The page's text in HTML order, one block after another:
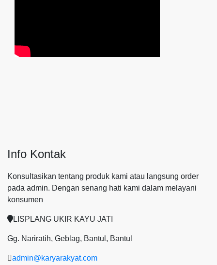
Info Kontak
Konsultasikan tentang produk kami atau langsung order
pada admin. Dengan senang hati kami dalam melayani
konsumen
LISPLANG UKIR KAYU JATI
Gg. Nariratih, Geblag, Bantul, Bantul
admin@karyarakyat.com